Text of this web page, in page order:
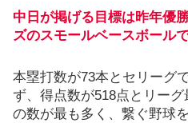
中日が掲げる目標は昨年優
ズのスモールベースボールで
本塁打数が73本とセリーグ
ず、得点数が518点とリー
の数が最も多く、繋ぐ野球